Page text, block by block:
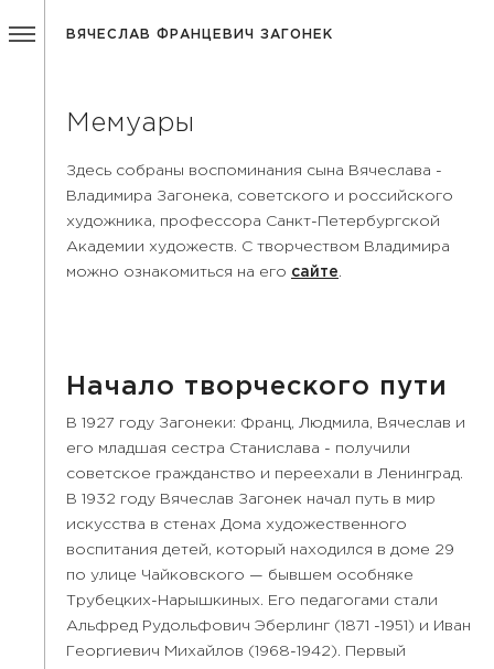
ВЯЧЕСЛАВ ФРАНЦЕВИЧ ЗАГОНЕК
Мемуары
Здесь собраны воспоминания сына Вячеслава -
Владимира Загонека, советского и российского
художника, профессора Санкт-Петербургской
Академии художеств. С творчеством Владимира
можно ознакомиться на его сайте.
Начало творческого пути
В 1927 году Загонеки: Франц, Людмила, Вячеслав и
его младшая сестра Станислава - получили
советское гражданство и переехали в Ленинград.
В 1932 году Вячеслав Загонек начал путь в мир
искусства в стенах Дома художественного
воспитания детей, который находился в доме 29
по улице Чайковского — бывшем особняке
Трубецких-Нарышкиных. Его педагогами стали
Альфред Рудольфович Эберлинг (1871 -1951) и Иван
Георгиевич Михайлов (1968-1942). Первый